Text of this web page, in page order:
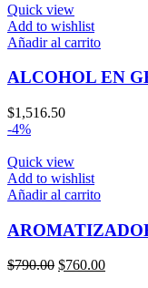
Quick view
Add to wishlist
Añadir al carrito
ALCOHOL EN
$1,516.50
-4%
Quick view
Add to wishlist
Añadir al carrito
$790.00 El
$760.00El